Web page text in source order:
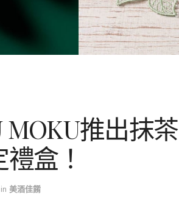
推出抹茶
盒！
in 美酒佳餚